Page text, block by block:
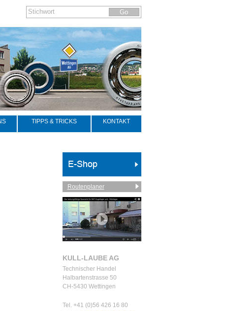
TIPPS & TRICKS KONTAKT
Routenplaner
KULL-LAUBE AG
Technischer Handel
Halbartenstrasse 50
CH-5430 Wettingen
Tel. +41 (0)56 426 16 80